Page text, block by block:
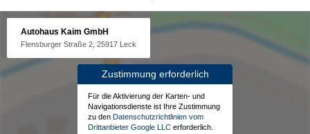
Autohaus Kaim GmbH
Flensburger Straße 2, 25917 Leck
Zustimmung erforderlich
Für die Aktivierung der Karten- und
Navigationsdienste ist Ihre Zustimmung
zu den Datenschutzrichtlinien vom
Drittanbieter Google LLC erforderlich.